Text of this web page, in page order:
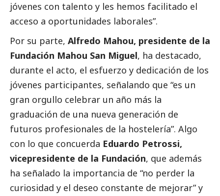
jóvenes con talento y les hemos facilitado el
acceso a oportunidades laborales”.
Por su parte, Alfredo Mahou, presidente de la
Fundación Mahou San Miguel, ha destacado,
durante el acto, el esfuerzo y dedicación de los
jóvenes participantes, señalando que “es un
gran orgullo celebrar un año más la
graduación de una nueva generación de
futuros profesionales de la hostelería”. Algo
con lo que concuerda Eduardo Petrossi,
vicepresidente de la Fundación, que además
ha señalado la importancia de “no perder la
curiosidad y el deseo constante de mejorar” y